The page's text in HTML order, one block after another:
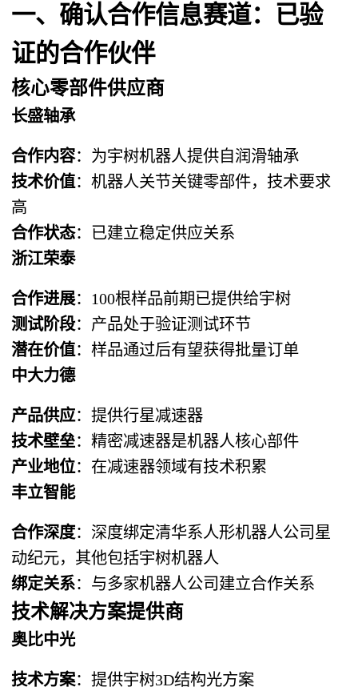
一、确认合作信息赛道：已验
证的合作伙伴
核心零部件供应商
长盛轴承
合作内容：为宇树机器人提供自润滑轴承
技术价值：机器人关节关键零部件，技术要求
高
合作状态：已建立稳定供应关系
浙江荣泰
合作进展：100根样品前期已提供给宇树
测试阶段：产品处于验证测试环节
潜在价值：样品通过后有望获得批量订单
中大力德
产品供应：提供行星减速器
技术壁垒：精密减速器是机器人核心部件
产业地位：在减速器领域有技术积累
丰立智能
合作深度：深度绑定清华系人形机器人公司星
动纪元，其他包括宇树机器人
绑定关系：与多家机器人公司建立合作关系
技术解决方案提供商
奥比中光
技术方案：提供宇树3D结构光方案